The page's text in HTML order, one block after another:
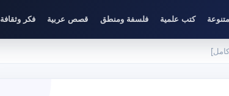
كتب علمية فلسفة ومنطق قصص عربية فكر وثقافة